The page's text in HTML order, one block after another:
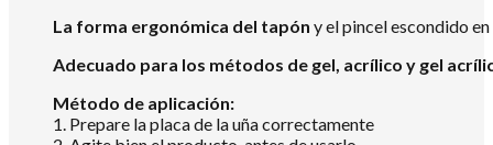
La forma ergonómica del tapón y el pincel escondido
Adecuado para los métodos de gel, acrílico y gel
Método de aplicación:
1. Prepare la placa de la uña correctamente